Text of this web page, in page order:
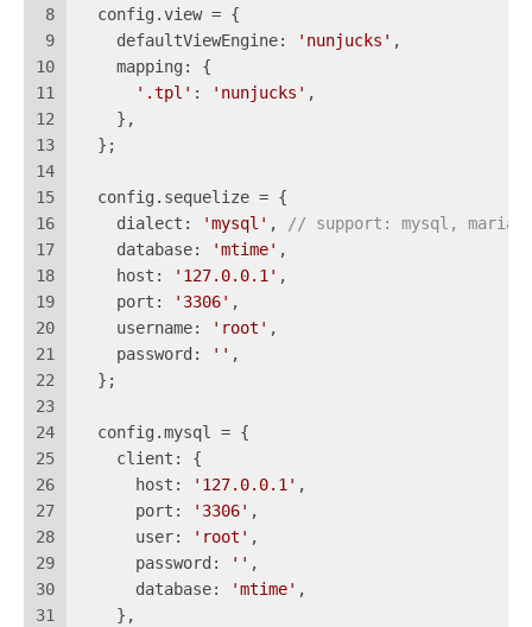
8
9
10
11
12
13
14
15
16
17
18
19
20
21
22
23
24
25
26
27
28
29
30
31
  config.view = {
    defaultViewEngine:
'nunjucks' ,
    mapping: {
'.tpl' : 'nunjucks' ,
    },
  };
  config.sequelize = {
    dialect:
'mysql' ,
// support: mysql,
    database:
'mtime' ,
    host:
'127.0.0.1' ,
    port:
'3306' ,
    username:
'root' ,
    password:
'' ,
  };
  config.mysql = {
    client: {
      host:
'127.0.0.1' ,
      port:
'3306' ,
      user:
'root' ,
      password:
'' ,
      database:
'mtime' ,
    },